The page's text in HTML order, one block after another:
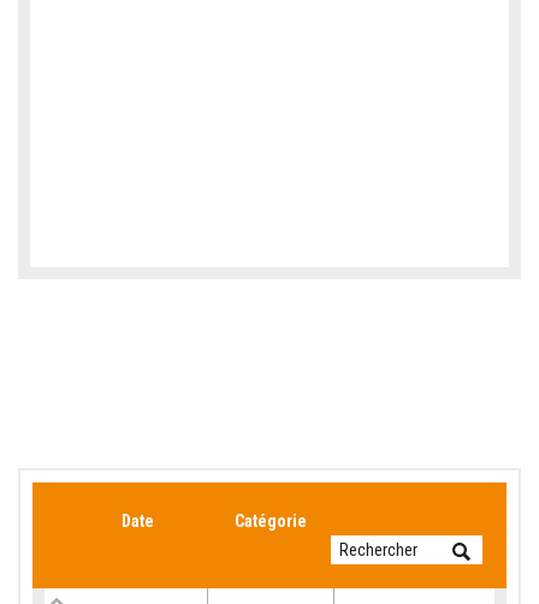
Date Catégorie